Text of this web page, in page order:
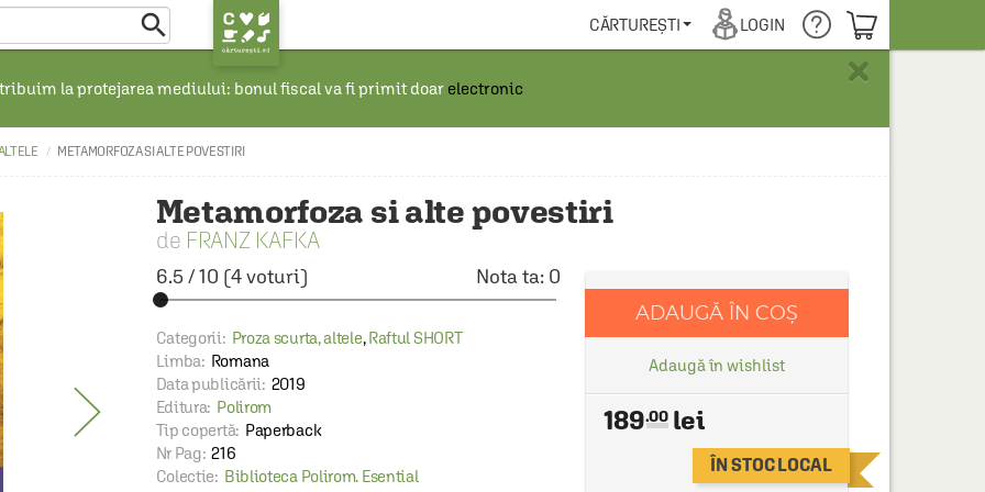
 CĂRTUREȘTI LOGIN COȘUL TĂU
×
la protejarea mediului: bonul fiscal va fi primit doar electronic
METAMORFOZA SI ALTE POVESTIRI
Metamorfoza si alte povestiri
FRANZ KAFKA
6.5 /10 (4voturi) Nota ta: 0
Categorii: Proza scurta, altele,Raftul SHORT
Limba: Romana
Data publicării: 2019
Editura: Polirom
Tip copertă: Paperback
Nr Pag: 216
Colectie: Biblioteca Polirom. Esential
ADAUGĂ ÎN COȘ
Adaugă în wishlist
189.00
ÎN STOC LOCAL